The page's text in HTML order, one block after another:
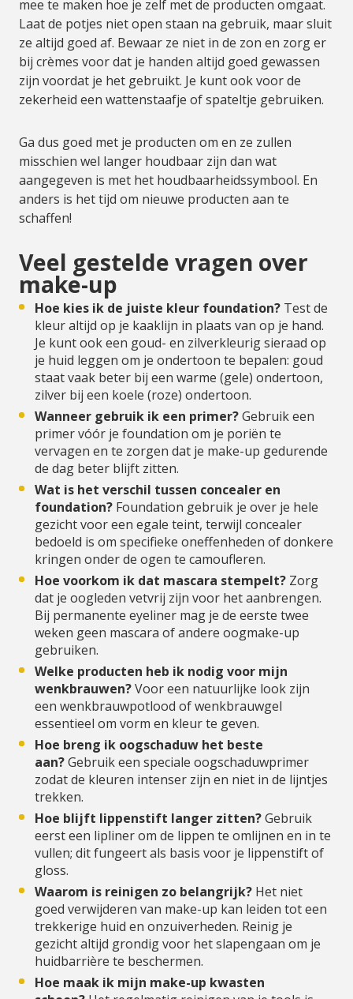
mee te maken hoe je zelf met de producten omgaat.
Laat de potjes niet open staan na gebruik, maar sluit
ze altijd goed af. Bewaar ze niet in de zon en zorg er
bij crèmes voor dat je handen altijd goed gewassen
zijn voordat je het gebruikt. Je kunt ook voor de
zekerheid een wattenstaafje of spateltje gebruiken.
Ga dus goed met je producten om en ze zullen
misschien wel langer houdbaar zijn dan wat
aangegeven is met het houdbaarheidssymbool. En
anders is het tijd om nieuwe producten aan te
schaffen!
Veel gestelde vragen over
make-up
Hoe kies ik de juiste kleur foundation? Test de
kleur altijd op je kaaklijn in plaats van op je hand.
Je kunt ook een goud- en zilverkleurig sieraad op
je huid leggen om je ondertoon te bepalen: goud
staat vaak beter bij een warme (gele) ondertoon,
zilver bij een koele (roze) ondertoon.
Wanneer gebruik ik een primer?Gebruik een
primer vóór je foundation om je poriën te
vervagen en te zorgen dat je make-up gedurende
de dag beter blijft zitten.
Wat is het verschil tussen concealer en
foundation? Foundation gebruik je over je hele
gezicht voor een egale teint, terwijl concealer
bedoeld is om specifieke oneffenheden of donkere
kringen onder de ogen te camoufleren.
Hoe voorkom ik dat mascara stempelt? Zorg
dat je oogleden vetvrij zijn voor het aanbrengen.
Bij permanente eyeliner mag je de eerste twee
weken geen mascara of andere oogmake-up
gebruiken.
Welke producten heb ik nodig voor mijn
wenkbrauwen?Voor een natuurlijke look zijn
een wenkbrauwpotlood of wenkbrauwgel
essentieel om vorm en kleur te geven.
Hoe breng ik oogschaduw het beste
aan?Gebruik een speciale oogschaduwprimer
zodat de kleuren intenser zijn en niet in de lijntjes
trekken.
Hoe blijft lippenstift langer zitten?Gebruik
eerst een lipliner om de lippen te omlijnen en in te
vullen; dit fungeert als basis voor je lippenstift of
gloss.
Waarom is reinigen zo belangrijk? Het niet
goed verwijderen van make-up kan leiden tot een
trekkerige huid en onzuiverheden. Reinig je
gezicht altijd grondig voor het slapengaan om je
huidbarrière te beschermen.
Hoe maak ik mijn make-up kwasten